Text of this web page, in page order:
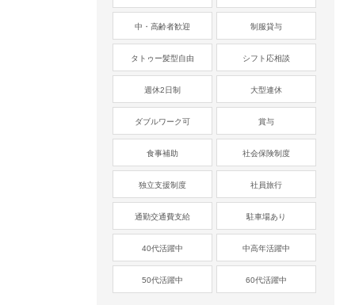
中・高齢者歓迎 制服貸与
タトゥー髪型自由 シフト応相談
週休2日制 大型連休
ダブルワーク可 賞与
食事補助 社会保険制度
独立支援制度 社員旅行
通勤交通費支給 駐車場あり
40代活躍中 中高年活躍中
50代活躍中 60代活躍中